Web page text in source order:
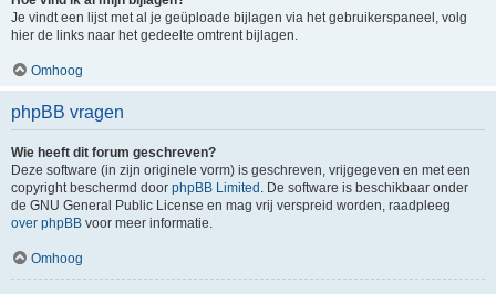
Je vindt een lijst met al je geüploade bijlagen via het gebruikerspaneel, volg
hier de links naar het gedeelte omtrent bijlagen.
Omhoog
phpBB vragen
Wie heeft dit forum geschreven?
Deze software (in zijn originele vorm) is geschreven, vrijgegeven en met een
copyright beschermd door phpBB Limited . De software is beschikbaar onder
de GNU General Public License en mag vrij verspreid worden, raadpleeg
over phpBB voor meer informatie.
Omhoog